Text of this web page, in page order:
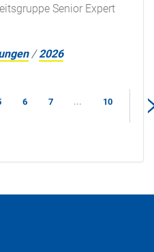
Senior Expert
/2026
6 7 ... 10